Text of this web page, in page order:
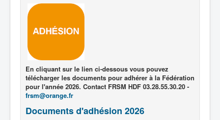
En cliquant sur le lien ci-dessous vous pouvez
télécharger les documents pour adhérer à la Fédération
pour l'année 2026. Contact FRSM HDF 03.28.55.30.20 -
frsm@orange.fr
Documents d'adhésion 2026